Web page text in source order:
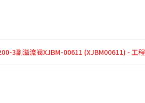
3副溢流阀XJBM-00611 (XJBM00611) - 工